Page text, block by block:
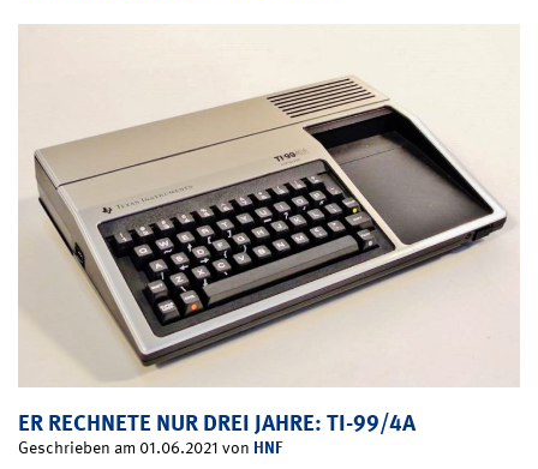
ER RECHNETE NUR DREI JAHRE: TI-99/4A
Geschrieben am 01.06.2021 von HNF